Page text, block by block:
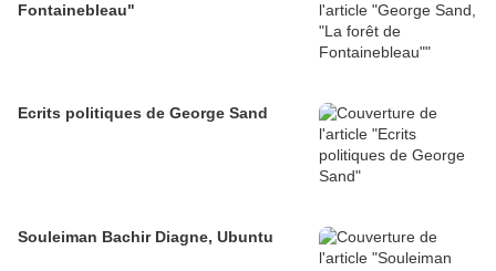
Fontainebleau"
Ecrits politiques de George Sand
Souleiman Bachir Diagne, Ubuntu